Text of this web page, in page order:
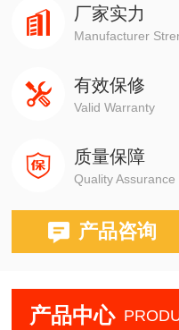
日本新宝 SHIMPO
铝质包装防震动、防静电
具有超范围显示提示
厂家实力
Manufacturer
有效保修
Valid Warranty
质量保障
Quality Assurance
产品咨询
产品中心